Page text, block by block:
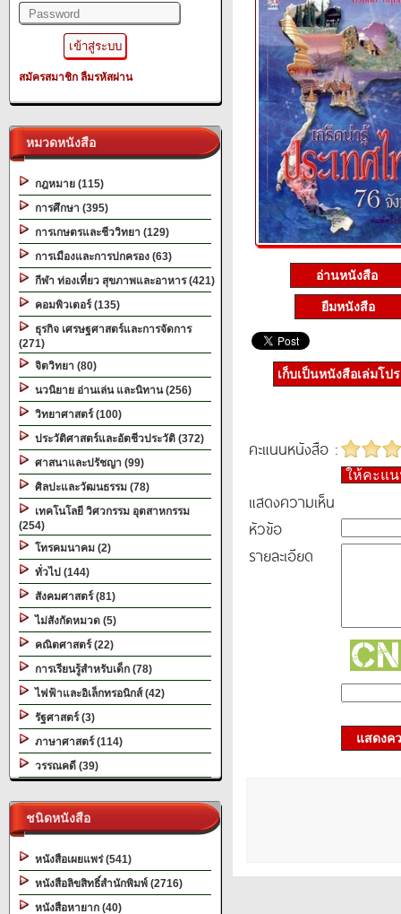
สมัครสมาชิก ลืมรหัสผ่าน
หมวดหนังสือ
กฎหมาย (115)
การศึกษา (395)
การเกษตรและชีววิทยา (129)
การเมืองและการปกครอง (63)
กีฬา ท่องเที่ยว สุขภาพและอาหาร (421)
คอมพิวเตอร์ (135)
ธุรกิจ เศรษฐศาสตร์และการจัดการ
(271)
จิตวิทยา (80)
นวนิยาย อ่านเล่น และนิทาน (256)
วิทยาศาสตร์ (100)
ประวัติศาสตร์และอัตชีวประวัติ (372)
ศาสนาและปรัชญา (99)
ศิลปะและวัฒนธรรม (78)
เทคโนโลยี วิศวกรรม อุตสาหกรรม
(254)
โทรคมนาคม (2)
ทั่วไป (144)
สังคมศาสตร์ (81)
ไม่สังกัดหมวด (5)
คณิตศาสตร์ (22)
การเรียนรู้สำหรับเด็ก (78)
ไฟฟ้าและอิเล็กทรอนิกส์ (42)
รัฐศาสตร์ (3)
ภาษาศาสตร์ (114)
วรรณคดี (39)
ชนิดหนังสือ
หนังสือเผยแพร่ (541)
หนังสือลิขสิทธิ์สำนักพิมพ์ (2716)
หนังสือหายาก (40)
อ่านหนังสือ
ยืมหนังสือ
เก็บเป็นหนังสือเล่มโป
คะแนนหนังสือ :
ให้คะแ
แสดงความเห็น
หัวข้อ
รายละเอียด
แสดงค